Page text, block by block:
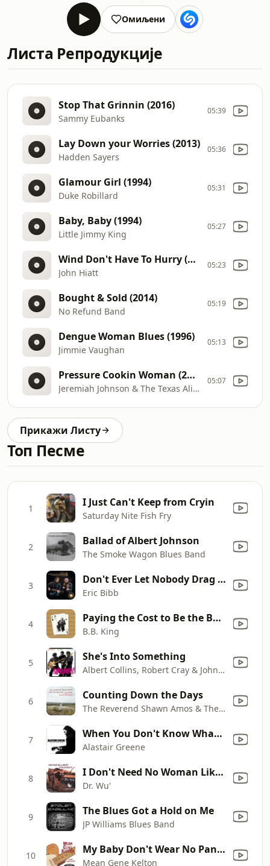
Омиљени
Листа Репродукције
Stop That Grinnin (2016)
Sammy Eubanks
05:39
Lay Down your Worries (2013)
Hadden Sayers
05:36
Glamour Girl (1994)
Duke Robillard
05:31
Baby, Baby (1994)
Little Jimmy King
05:27
Wind Don't Have To Hurry (2014)
John Hiatt
05:23
Bought & Sold (2014)
No Refund Band
05:19
Dengue Woman Blues (1996)
Jimmie Vaughan
05:13
Pressure Cookin Woman (2003)
Jeremiah Johnson & The Texas Aligator
05:07
Прикажи Листу
Топ Песме
1 I Just Can't Keep from Cryin
Saturday Nite Fish Fry
2 Ballad of Albert Johnson
The Smoke Wagon Blues Band
3 Don't Ever Let Nobody Drag Your Spirit Down
Eric Bibb
4 Paying the Cost to Be the Boss (feat. The Rolling Stones)
B.B. King
5 She's Into Something
Albert Collins, Robert Cray & Johnny Copeland
6 Counting Down the Days
The Reverend Shawn Amos & The Brotherhood
7 When You Don't Know What to Do
Alastair Greene
8 I Don't Need No Woman Like You
Dr. Wu'
9 The Blues Got a Hold on Me
JP Williams Blues Band
10 My Baby Don't Wear No Panties
Mean Gene Kelton